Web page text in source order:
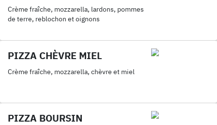
Crème fraîche, mozzarella, lardons, pommes
de terre, reblochon et oignons
PIZZA CHÈVRE MIEL
Crème fraîche, mozzarella, chèvre et miel
PIZZA BOURSIN